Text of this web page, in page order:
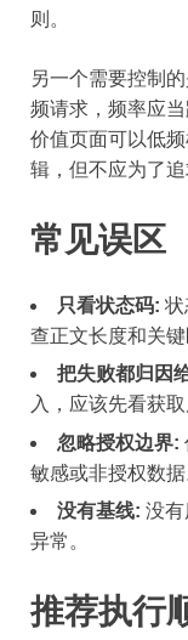
则。
另一个需要控制
频请求，频率应
价值页面可以低
辑，但不应为了追
常见误区
只看状态码: 状
查正文长度和关键
把失败都归因
入，应该先看获取
忽略授权边界:
敏感或非授权数据
没有基线: 没
异常。
推荐执行